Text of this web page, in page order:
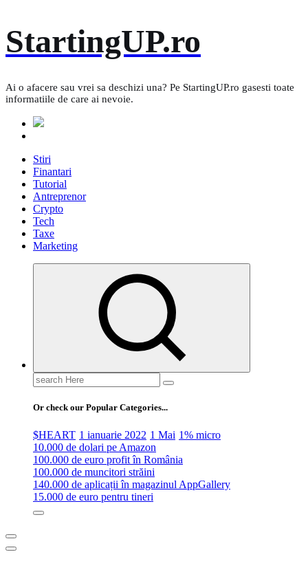
to
content
StartingUP.ro
Ai o afacere sau vrei sa deschizi una? Pe StartingUP.ro gasesti toate
informatiile de care ai nevoie.
Stiri
Finantari
Tutorial
Antreprenor
Crypto
Tech
Taxe
Marketing
Search
for:
Or check our Popular Categories...
$HEART 1 ianuarie 2022 1 Mai 1% micro
10.000 de dolari pe Amazon
100.000 de euro profit în România
100.000 de muncitori străini
140.000 de aplicații în magazinul AppGallery
15.000 de euro pentru tineri